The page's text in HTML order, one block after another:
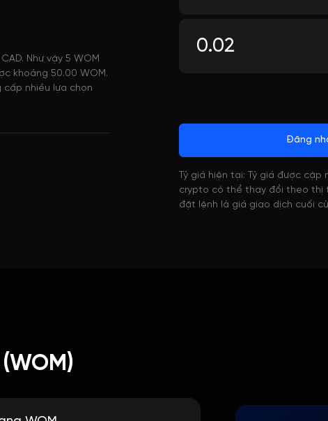
Như vậy 5 WOM
khoảng 50.00 WOM.
cấp nhiều lựa chọn
Đăng
Tỷ giá hiện tại: Tỷ giá được
crypto có thể thay đổi theo thị
đặt lệnh là giá giao dịch cuối